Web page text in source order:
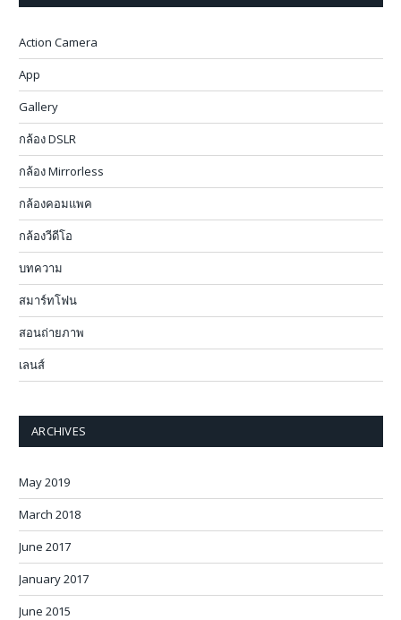
Action Camera
App
Gallery
กล้อง DSLR
กล้อง Mirrorless
กล้องคอมแพค
กล้องวีดีโอ
บทความ
สมาร์ทโฟน
สอนถ่ายภาพ
เลนส์
ARCHIVES
May 2019
March 2018
June 2017
January 2017
June 2015